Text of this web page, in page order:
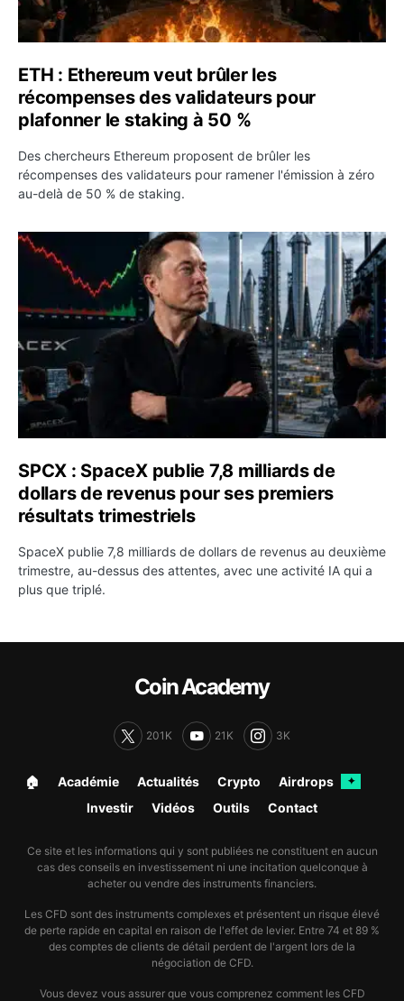
ETH : Ethereum veut brûler les
récompenses des validateurs pour
plafonner le staking à 50 %
Des chercheurs Ethereum proposent de brûler les
récompenses des validateurs pour ramener l'émission à zéro
au-delà de 50 % de staking.
SPCX : SpaceX publie 7,8 milliards de dollars de
SPCX : SpaceX publie 7,8 milliards de
dollars de revenus pour ses premiers
résultats trimestriels
SpaceX publie 7,8 milliards de dollars de revenus au deuxième
trimestre, au-dessus des attentes, avec une activité IA qui a
plus que triplé.
Coin Academy
201K 21K 3K
🏠︎ Académie Actualités Crypto Airdrops ✦
Investir Vidéos Outils Contact
Ce site et les informations qui y sont publiées ne constituent en aucun
cas des conseils en investissement ni une incitation quelconque à
acheter ou vendre des instruments financiers.
Les CFD sont des instruments complexes et présentent un risque élevé
de perte rapide en capital en raison de l'effet de levier. Entre 74 et 89 %
des comptes de clients de détail perdent de l'argent lors de la
négociation de CFD.
Vous devez vous assurer que vous comprenez comment les CFD